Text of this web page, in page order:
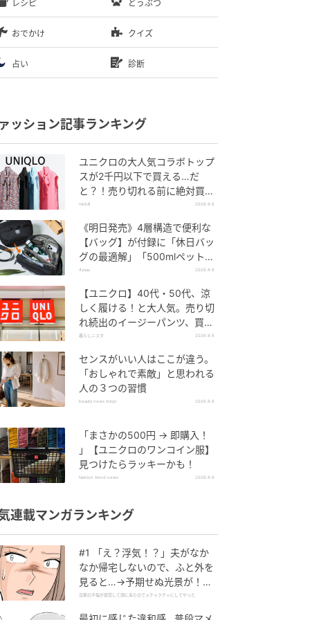
レシピ どうぶつ
おでかけ クイズ
占い 診断
ッション記事ランキング
ユニクロの大人気コラボトップ
スが2千円以下で買える…だ
と？！売り切れる前に絶対買
い！
michill 2026.8.6
《明日発売》4層構造で便利な
【バッグ】が付録に「休日バッ
グの最適解」「500mlペットボ
トルも入る」
4yuuu 2026.8.6
【ユニクロ】40代・50代、涼
しく履ける！と大人気。売り切
れ続出のイージーパンツ、買っ
てみた！
暮らしニスタ 2026.8.6
センスがいい人はここが違う。
「おしゃれで素敵」と思われる
人の３つの習慣
beauty news tokyo 2026.8.6
「まさかの500円 → 即購入！
」【ユニクロのワンコイン服】
見つけたらラッキーかも！
fashion trend news 2026.8.6
連載マンガランキング
#1 「え？浮気！？」夫がなか
なか帰宅しないので、ふと外を
見ると…→予期せぬ光景が！｜
旦那の不倫が発覚して頭に来た
旦那の不倫が発覚して頭に来たのでメチャクチャにしてやった